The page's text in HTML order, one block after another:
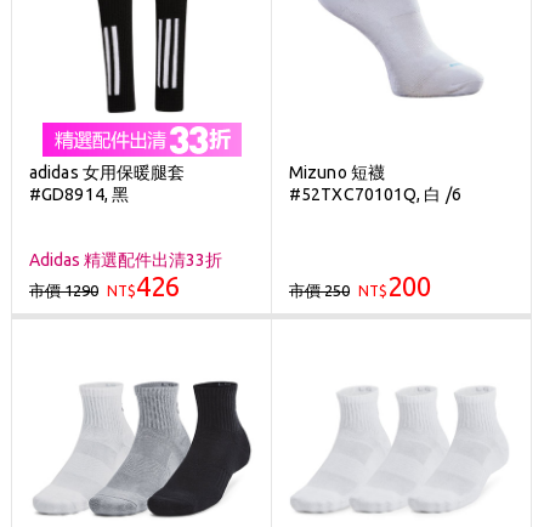
adidas 女用保暖腿套
#GD8914, 黑
Adidas 精選配件出清33折
市價 1290 NT$426
Mizuno 短襪
#52TXC70101Q, 白 /6
市價 250 NT$ 200